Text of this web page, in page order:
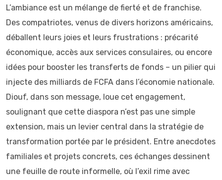
L’ambiance est un mélange de fierté et de franchise.
Des compatriotes, venus de divers horizons américains,
déballent leurs joies et leurs frustrations : précarité
économique, accès aux services consulaires, ou encore
idées pour booster les transferts de fonds – un pilier qui
injecte des milliards de FCFA dans l’économie nationale.
Diouf, dans son message, loue cet engagement,
soulignant que cette diaspora n’est pas une simple
extension, mais un levier central dans la stratégie de
transformation portée par le président. Entre anecdotes
familiales et projets concrets, ces échanges dessinent
une feuille de route informelle, où l’exil rime avec